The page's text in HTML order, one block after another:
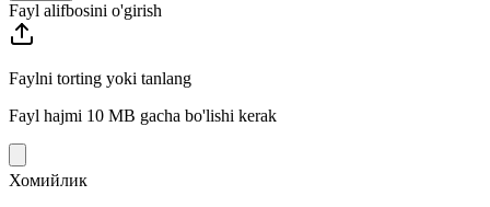
Fayl alifbosini o'girish
Faylni torting yoki tanlang
Fayl hajmi 10 MB gacha bo'lishi kerak
Хомийлик